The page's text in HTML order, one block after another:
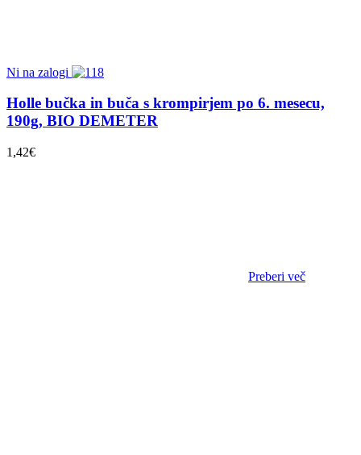
Ni na zalogi
Holle bučka in buča s krompirjem po 6. mesecu,
190g, BIO DEMETER
1,42€
Preberi več